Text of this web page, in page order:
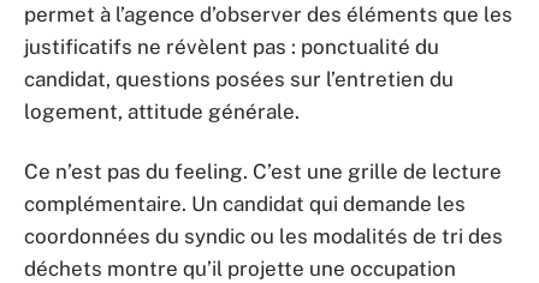
permet à l’agence d’observer des éléments que les
justificatifs ne révèlent pas : ponctualité du
candidat, questions posées sur l’entretien du
logement, attitude générale.
Ce n’est pas du feeling. C’est une grille de lecture
complémentaire. Un candidat qui demande les
coordonnées du syndic ou les modalités de tri des
déchets montre qu’il projette une occupation